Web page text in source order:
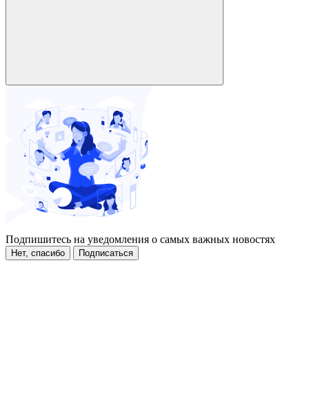
Подпишитесь на уведомления о самых важных новостях
Нет, спасибо Подписаться